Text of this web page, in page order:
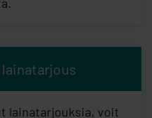
lainatarjous
lainatarjouksia, voit